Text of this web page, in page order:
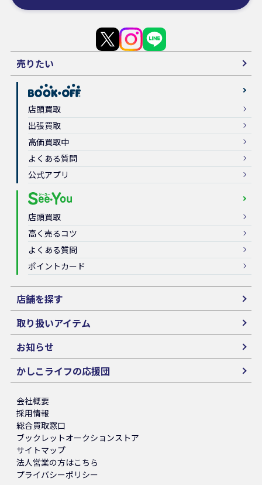
売りたい
店頭買取
出張買取
高価買取中
よくある質問
公式アプリ
店頭買取
高く売るコツ
よくある質問
ポイントカード
店舗を探す
取り扱いアイテム
お知らせ
かしこライフの応援団
会社概要
採用情報
総合買取窓口
ブックレットオークションストア
サイトマップ
法人営業の方はこちら
プライバシーポリシー